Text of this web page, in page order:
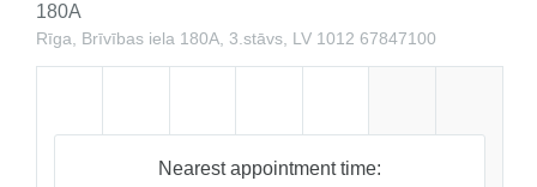
180A
Rīga, Brīvības iela 180A, 3.stāvs, LV 1012 67847100
Nearest appointment time: